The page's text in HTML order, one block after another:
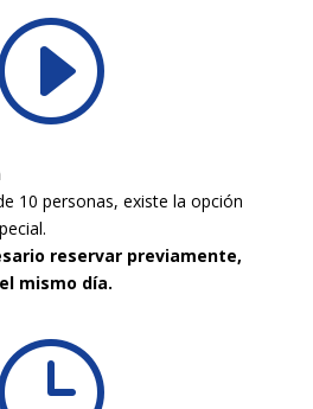
10 personas, existe la opción
reservar previamente,
mismo día.